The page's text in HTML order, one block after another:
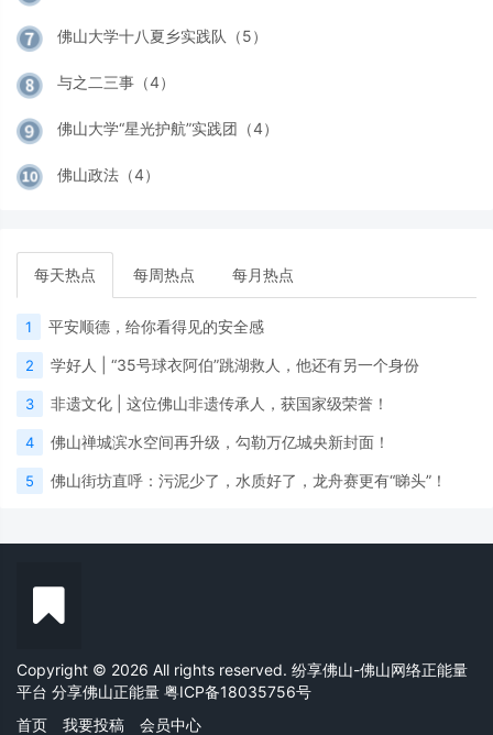
佛山大学十八夏乡实践队（5）
与之二三事（4）
佛山大学“星光护航”实践团（4）
佛山政法（4）
每天热点 每周热点 每月热点
1 平安顺德，给你看得见的安全感
2 学好人 | “35号球衣阿伯”跳湖救人，他还有另一个身份
3 非遗文化 | 这位佛山非遗传承人，获国家级荣誉！
4 佛山禅城滨水空间再升级，勾勒万亿城央新封面！
5 佛山街坊直呼：污泥少了，水质好了，龙舟赛更有“睇头”！
Copyright © 2026 All rights reserved. 纷享佛山-佛山网络正能量
平台 分享佛山正能量 粤ICP备18035756号
首页
我要投稿 会员中心